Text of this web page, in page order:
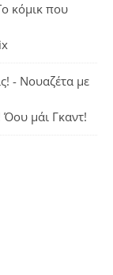
κόμικ που
- Νουαζέτα με
μάι Γκαντ!